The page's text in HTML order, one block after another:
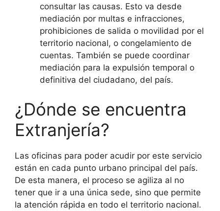
consultar las causas. Esto va desde
mediación por multas e infracciones,
prohibiciones de salida o movilidad por el
territorio nacional, o congelamiento de
cuentas. También se puede coordinar
mediación para la expulsión temporal o
definitiva del ciudadano, del país.
¿Dónde se encuentra
Extranjería?
Las oficinas para poder acudir por este servicio
están en cada punto urbano principal del país.
De esta manera, el proceso se agiliza al no
tener que ir a una única sede, sino que permite
la atención rápida en todo el territorio nacional.